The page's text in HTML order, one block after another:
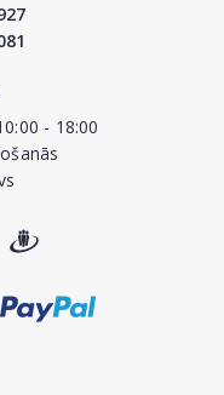
- 18:00